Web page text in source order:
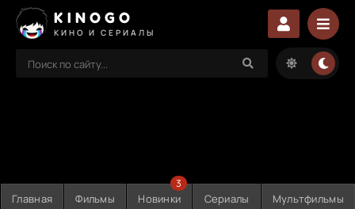
KINOGO
КИНО И СЕРИАЛЫ
Главная Фильмы Новинки
3
Сериалы Мультфильмы